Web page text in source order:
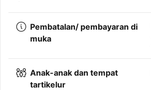
Pembatalan/ pembayaran di
muka
Anak-anak dan tempat
tartikelur